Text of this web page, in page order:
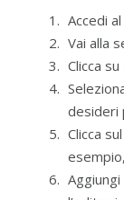
Accedi al
Vai alla
Clicca su
desideri
Clicca